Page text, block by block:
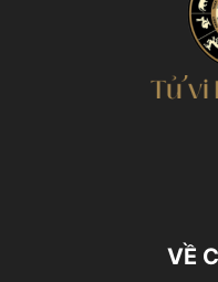
VỀ